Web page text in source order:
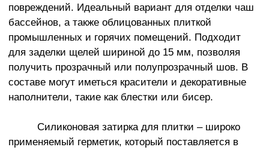
повреждений. Идеальный вариант для отделки чаш
бассейнов, а также облицованных плиткой
промышленных и горячих помещений. Подходит
для заделки щелей шириной до 15 мм, позволяя
получить прозрачный или полупрозрачный шов. В
составе могут иметься красители и декоративные
наполнители, такие как блестки или бисер.
Силиконовая затирка для плитки – широко
применяемый герметик, который поставляется в